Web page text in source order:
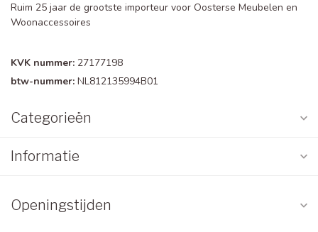
Ruim 25 jaar de grootste importeur voor Oosterse Meubelen en
Woonaccessoires
KVK nummer: 27177198
btw-nummer: NL812135994B01
Categorieën
Informatie
Openingstijden